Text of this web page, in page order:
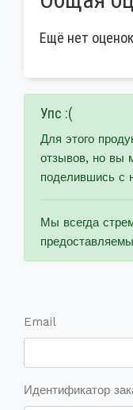
Ещё нет
Упс :(
Для этого
отзывов, но вы
поделившись с
Мы всегда
Email
Идентификатор